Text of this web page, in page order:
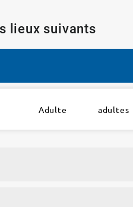
lieux suivants
Adulte adultes